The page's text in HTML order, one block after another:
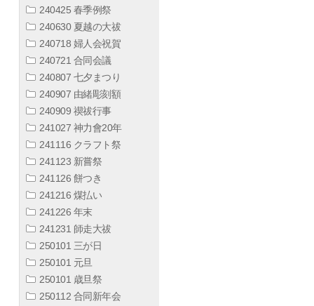
240425 春季例祭
240630 夏越の大祓
240718 婦人会祝賀
240721 合同会議
240807 七夕まつり
240907 由緒彫刻額
240909 禊祓行事
241027 神力會20年
241116 クラフト祭
241123 新嘗祭
241126 餅つき
241216 煤払い
241226 年末
241231 師走大祓
250101 三が日
250101 元旦
250101 歳旦祭
250112 合同新年会